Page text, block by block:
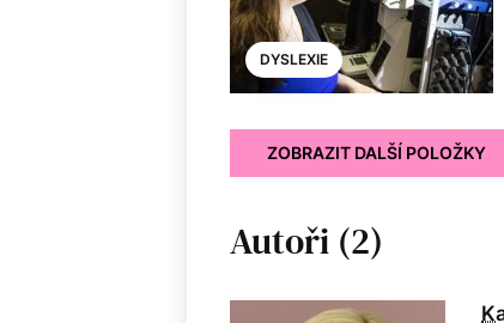
DYSLEXIE
ZOBRAZIT DALŠÍ POLOŽKY
Autoři (2)